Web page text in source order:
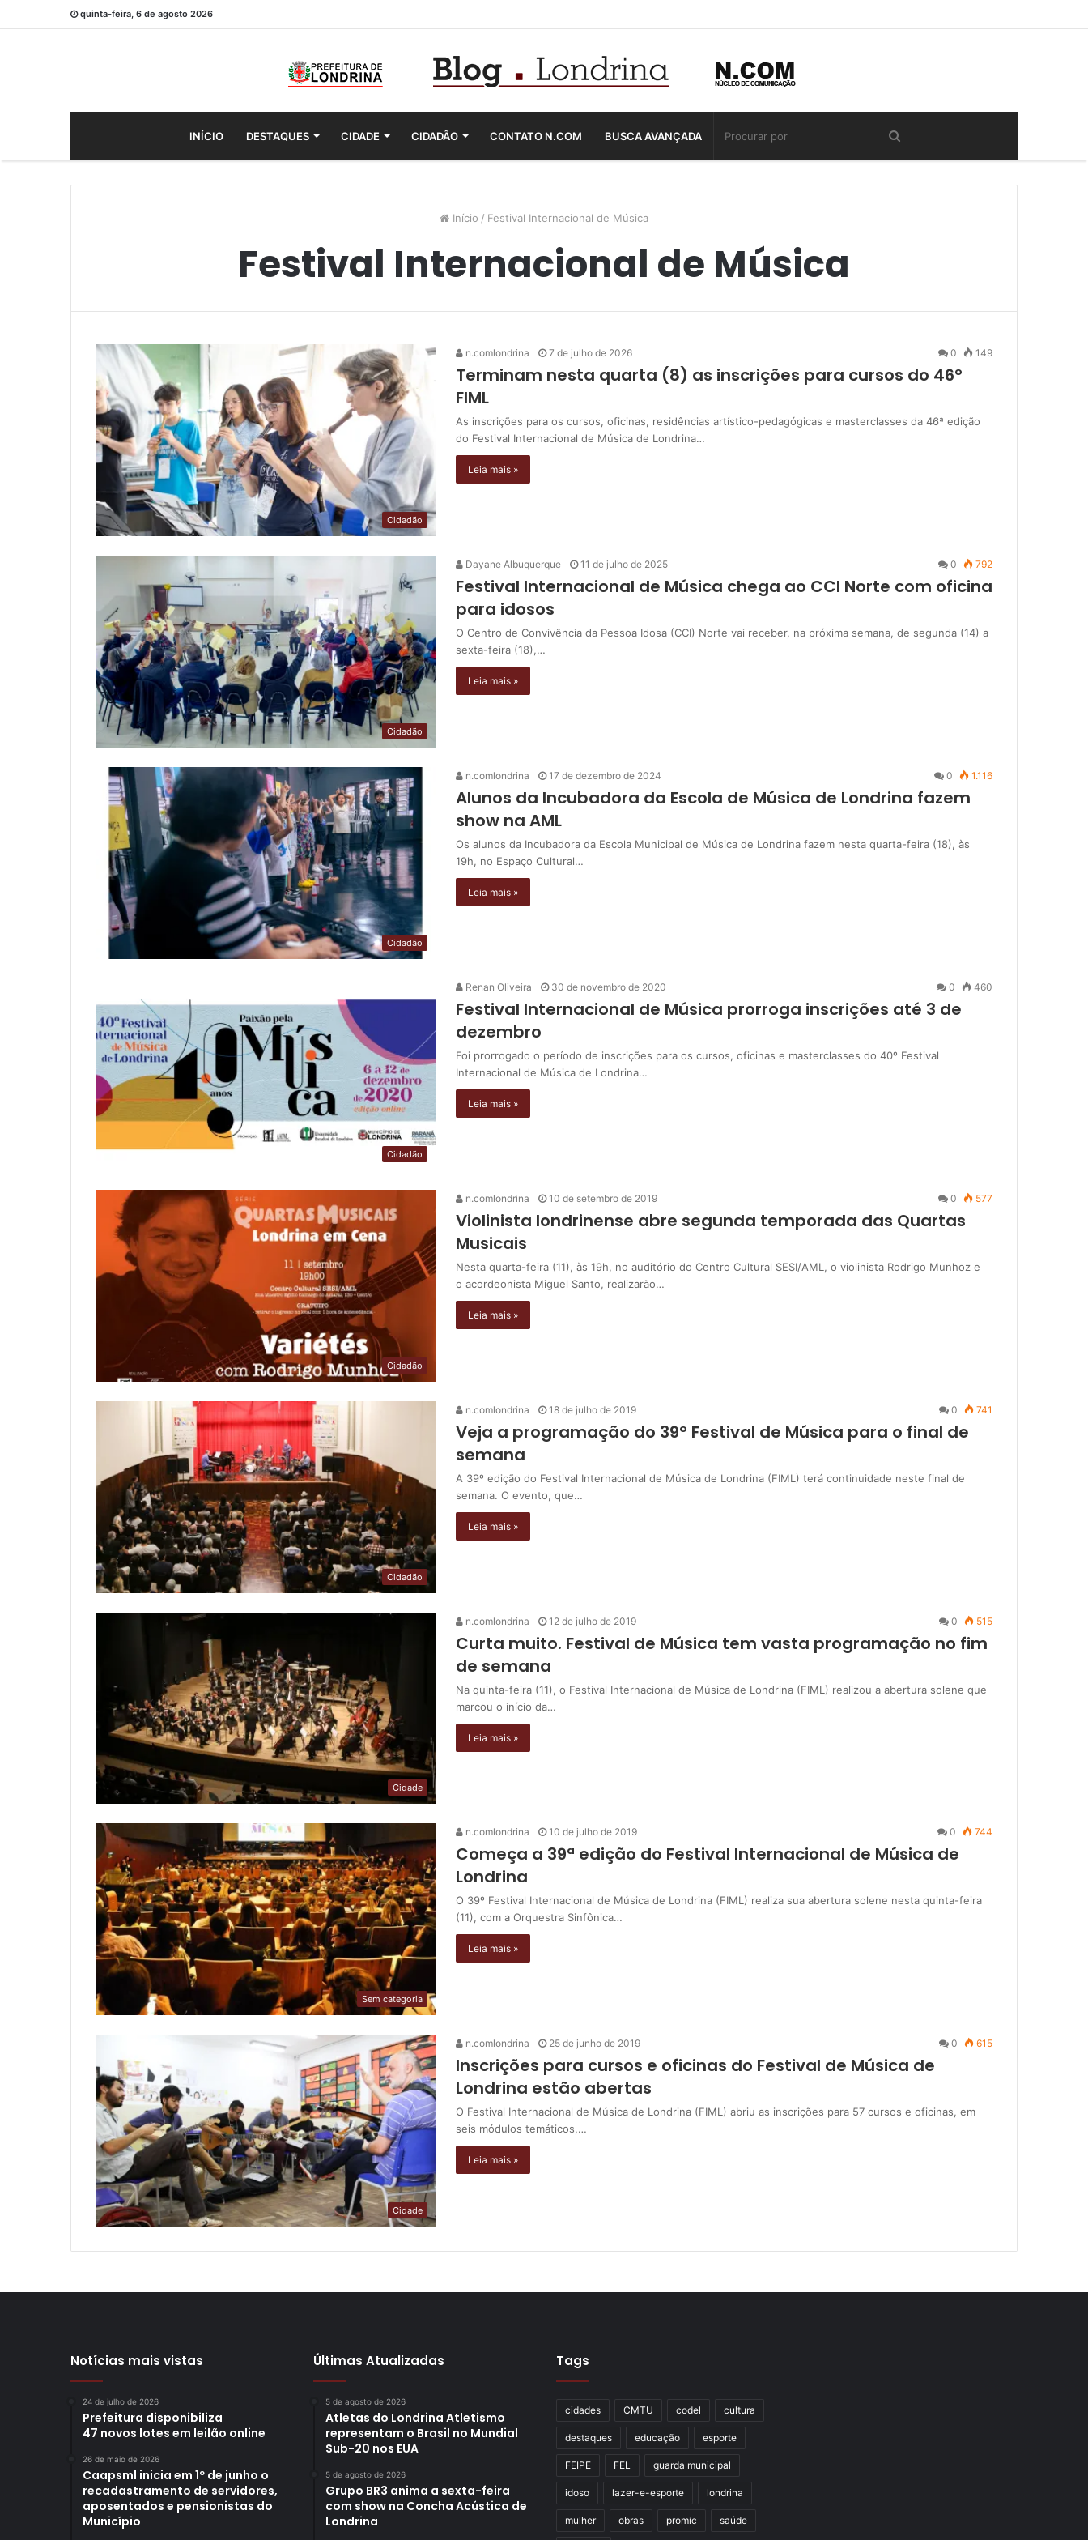
quinta-feira, 6 de agosto 2026
INÍCIO DESTAQUES CIDADE CIDADÃO CONTATO N.COM BUSCA AVANÇADA
Início / Festival Internacional de Música
Festival Internacional de Música
Cidadão
n.comlondrina 7 de julho de 2026 0 149
Terminam nesta quarta (8) as inscrições para cursos do 46º
FIML
As inscrições para os cursos, oficinas, residências artístico-pedagógicas e masterclasses da 46ª edição
do Festival Internacional de Música de Londrina…
Leia mais »
Cidadão
Dayane Albuquerque 11 de julho de 2025 0 792
Festival Internacional de Música chega ao CCI Norte com oficina
para idosos
O Centro de Convivência da Pessoa Idosa (CCI) Norte vai receber, na próxima semana, de segunda (14) a
sexta-feira (18),…
Leia mais »
Cidadão
n.comlondrina 17 de dezembro de 2024 0 1.116
Alunos da Incubadora da Escola de Música de Londrina fazem
show na AML
Os alunos da Incubadora da Escola Municipal de Música de Londrina fazem nesta quarta-feira (18), às
19h, no Espaço Cultural…
Leia mais »
Cidadão
Renan Oliveira 30 de novembro de 2020 0 460
Festival Internacional de Música prorroga inscrições até 3 de
dezembro
Foi prorrogado o período de inscrições para os cursos, oficinas e masterclasses do 40º Festival
Internacional de Música de Londrina…
Leia mais »
Cidadão
n.comlondrina 10 de setembro de 2019 0 577
Violinista londrinense abre segunda temporada das Quartas
Musicais
Nesta quarta-feira (11), às 19h, no auditório do Centro Cultural SESI/AML, o violinista Rodrigo Munhoz e
o acordeonista Miguel Santo, realizarão…
Leia mais »
Cidadão
n.comlondrina 18 de julho de 2019 0 741
Veja a programação do 39º Festival de Música para o final de
semana
A 39º edição do Festival Internacional de Música de Londrina (FIML) terá continuidade neste final de
semana. O evento, que…
Leia mais »
Cidade
n.comlondrina 12 de julho de 2019 0 515
Curta muito. Festival de Música tem vasta programação no fim
de semana
Na quinta-feira (11), o Festival Internacional de Música de Londrina (FIML) realizou a abertura solene que
marcou o início da…
Leia mais »
Sem categoria
n.comlondrina 10 de julho de 2019 0 744
Começa a 39ª edição do Festival Internacional de Música de
Londrina
O 39º Festival Internacional de Música de Londrina (FIML) realiza sua abertura solene nesta quinta-feira
(11), com a Orquestra Sinfônica…
Leia mais »
Cidade
n.comlondrina 25 de junho de 2019 0 615
Inscrições para cursos e oficinas do Festival de Música de
Londrina estão abertas
O Festival Internacional de Música de Londrina (FIML) abriu as inscrições para 57 cursos e oficinas, em
seis módulos temáticos,…
Leia mais »
Notícias mais vistas
24 de julho de 2026
Prefeitura disponibiliza
47 novos lotes em leilão online
26 de maio de 2026
Caapsml inicia em 1º de junho o
recadastramento de servidores,
aposentados e pensionistas do
Município
Últimas Atualizadas
5 de agosto de 2026
Atletas do Londrina Atletismo
representam o Brasil no Mundial
Sub-20 nos EUA
5 de agosto de 2026
Grupo BR3 anima a sexta-feira
com show na Concha Acústica de
Londrina
Tags
cidades CMTU codel cultura
destaques educação esporte
FEIPE FEL guarda municipal
idoso lazer-e-esporte londrina
mulher obras promic saúde